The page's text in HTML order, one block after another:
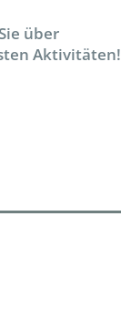
über
Aktivitäten!